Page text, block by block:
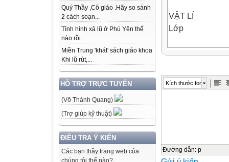
Quý Thầy ,Cô giáo .Hãy so sánh
2 cách soạn...
Tình hình xả lũ ở Phú Yên thế
nào rồi...
Miền Trung 'khát' sách giáo khoa
Khi lũ rút,...
HỖ TRỢ TRỰC TUYẾN
(Võ Thành Quang)
(Trợ giúp kỹ thuật)
ĐIỀU TRA Ý KIẾN
Các bạn thầy trang web của
chúng tôi thế nào?
VẬT LÍ
Lớp
Minh hoạ cấu
hoạch bài dạy
Kích thước font
Đường dẫn: p